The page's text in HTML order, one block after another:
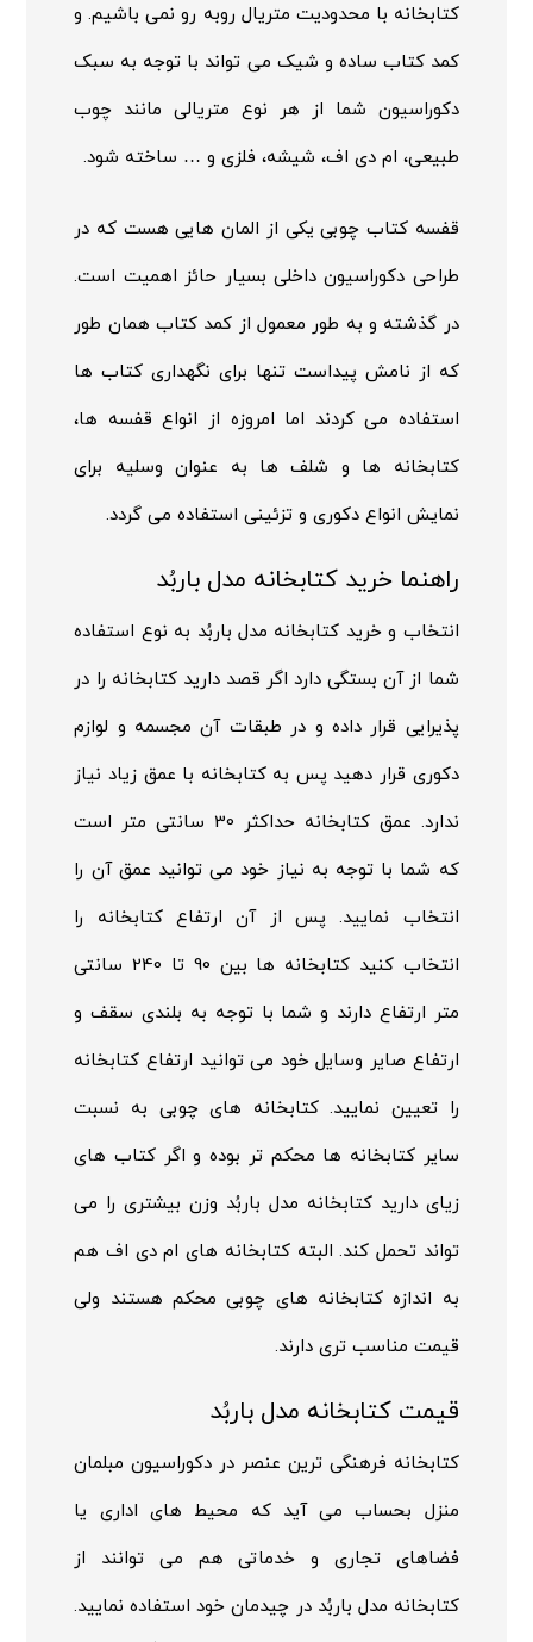
کتابخانه با محدودیت متریال روبه رو نمی باشیم. و
کمد کتاب ساده و شیک می تواند با توجه به سبک
دکوراسیون شما از هر نوع متریالی مانند چوب
طبیعی، ام دی اف، شیشه، فلزی و … ساخته شود.
قفسه کتاب چوبی یکی از المان هایی هست که در
طراحی دکوراسیون داخلی بسیار حائز اهمیت است.
در گذشته و به طور معمول از کمد کتاب همان طور
که از نامش پیداست تنها برای نگهداری کتاب ها
استفاده می کردند اما امروزه از انواع قفسه ها،
کتابخانه ها و شلف ها به عنوان وسلیه برای
نمایش انواع دکوری و تزئینی استفاده می گردد.
راهنما خرید کتابخانه مدل باربُد
انتخاب و خرید کتابخانه مدل باربُد به نوع استفاده
شما از آن بستگی دارد اگر قصد دارید کتابخانه را در
پذیرایی قرار داده و در طبقات آن مجسمه و لوازم
دکوری قرار دهید پس به کتابخانه با عمق زیاد نیاز
ندارد. عمق کتابخانه حداکثر 30 سانتی متر است
که شما با توجه به نیاز خود می توانید عمق آن را
انتخاب نمایید. پس از آن ارتفاع کتابخانه را
انتخاب کنید کتابخانه ها بین 90 تا 240 سانتی
متر ارتفاع دارند و شما با توجه به بلندی سقف و
ارتفاع صایر وسایل خود می توانید ارتفاع کتابخانه
را تعیین نمایید. کتابخانه های چوبی به نسبت
سایر کتابخانه ها محکم تر بوده و اگر کتاب های
زیای دارید کتابخانه مدل باربُد وزن بیشتری را می
تواند تحمل کند. البته کتابخانه های ام دی اف هم
به اندازه کتابخانه های چوبی محکم هستند ولی
قیمت مناسب تری دارند.
قیمت کتابخانه مدل باربُد
کتابخانه فرهنگی ترین عنصر در دکوراسیون مبلمان
منزل بحساب می آید که محیط های اداری یا
فضاهای تجاری و خدماتی هم می توانند از
کتابخانه مدل باربُد در چیدمان خود استفاده نمایید.